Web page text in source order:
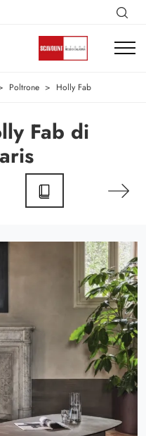
Poltrone > Holly Fab
Fab di